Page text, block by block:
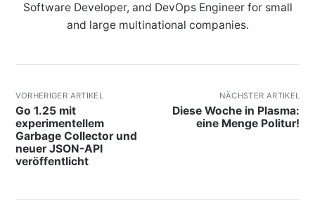
Software Developer, and DevOps Engineer for small
and large multinational companies.
VORHERIGER ARTIKEL
Go 1.25 mit
experimentellem
Garbage Collector und
neuer JSON-API
veröffentlicht
NÄCHSTER ARTIKEL
Diese Woche in Plasma:
eine Menge Politur!